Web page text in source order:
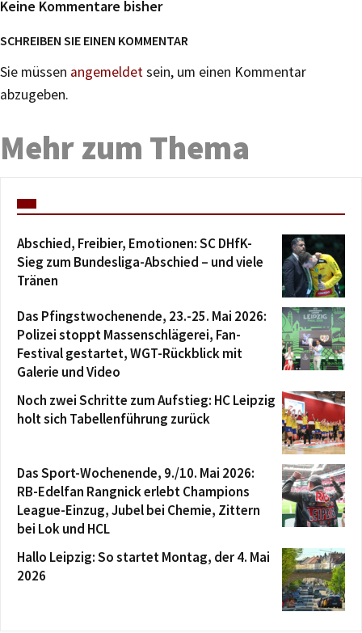
Keine Kommentare bisher
SCHREIBEN SIE EINEN KOMMENTAR
Sie müssen angemeldetsein, um einen Kommentar
abzugeben.
Mehr zum Thema
Abschied, Freibier, Emotionen: SC DHfK-
Sieg zum Bundesliga-Abschied – und viele
Tränen
Das Pfingstwochenende, 23.-25. Mai 2026:
Polizei stoppt Massenschlägerei, Fan-
Festival gestartet, WGT-Rückblick mit
Galerie und Video
Noch zwei Schritte zum Aufstieg: HC Leipzig
holt sich Tabellenführung zurück
Das Sport-Wochenende, 9./10. Mai 2026:
RB-Edelfan Rangnick erlebt Champions
League-Einzug, Jubel bei Chemie, Zittern
bei Lok und HCL
Hallo Leipzig: So startet Montag, der 4. Mai
2026